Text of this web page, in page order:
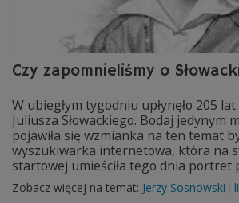
Czy zapomnieliśmy o
W ubiegłym tygodniu upłynęło 205
Juliusza Słowackiego. Bodaj jedynym
pojawiła się wzmianka na ten temat
wyszukiwarka internetowa, która na
startowej umieściła tego dnia portret
Zobacz więcej na temat: Jerzy Sosnowski